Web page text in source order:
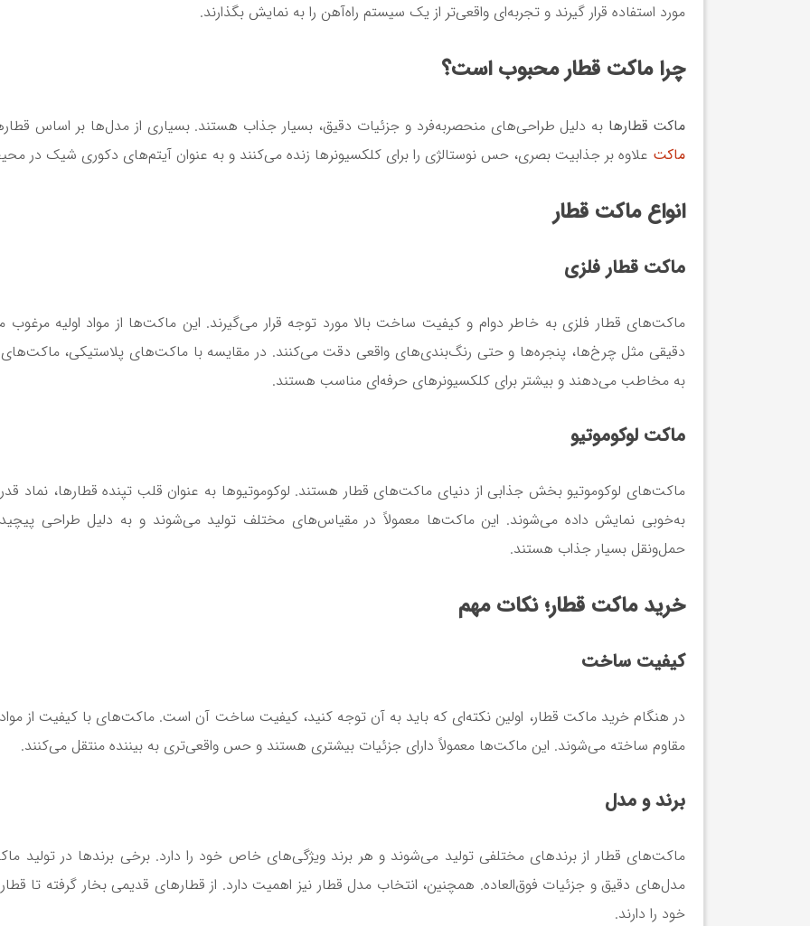
مورد استفاده قرار گیرند و تجربه‌ای واقعی‌تر از یک سیستم راه‌آهن را به نمایش بگذارند.
چرا ماکت قطار محبوب است؟
ماکت قطارها به دلیل طراحی‌های منحصربه‌فرد و جزئیات دقیق، بسیار جذاب هستند. بسیاری از مدل‌ها بر اساس
ماکت‌ علاوه بر جذابیت بصری، حس نوستالژی را برای کلکسیونرها زنده می‌کنند و به عنوان آیتم‌های دکوری شیک در
انواع ماکت قطار
ماکت قطار فلزی
ماکت‌های قطار فلزی به خاطر دوام و کیفیت ساخت بالا مورد توجه قرار می‌گیرند. این ماکت‌ها از مواد اولیه
دقیقی مثل چرخ‌ها، پنجره‌ها و حتی رنگ‌بندی‌های واقعی دقت می‌کنند. در مقایسه با ماکت‌های پلاستیکی،
به مخاطب می‌دهند و بیشتر برای کلکسیونرهای حرفه‌ای مناسب هستند.
ماکت لوکوموتیو
ماکت‌های لوکوموتیو بخش جذابی از دنیای ماکت‌های قطار هستند. لوکوموتیوها به عنوان قلب تپنده قطارها، نماد
به‌خوبی نمایش داده می‌شوند. این ماکت‌ها معمولاً در مقیاس‌های مختلف تولید می‌شوند و به دلیل طراحی
حمل‌ونقل بسیار جذاب هستند.
خرید ماکت قطار؛ نکات مهم
کیفیت ساخت
در هنگام خرید ماکت قطار، اولین نکته‌ای که باید به آن توجه کنید، کیفیت ساخت آن است. ماکت‌های با کیفیت از
مقاوم ساخته می‌شوند. این ماکت‌ها معمولاً دارای جزئیات بیشتری هستند و حس واقعی‌تری به بیننده منتقل می‌کنند.
برند و مدل
ماکت‌های قطار از برندهای مختلفی تولید می‌شوند و هر برند ویژگی‌های خاص خود را دارد. برخی برندها در تولید
مدل‌های دقیق و جزئیات فوق‌العاده. همچنین، انتخاب مدل قطار نیز اهمیت دارد. از قطارهای قدیمی بخار گرفته
خود را دارند.